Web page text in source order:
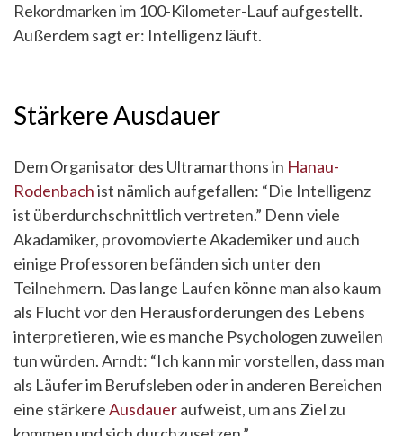
Rekordmarken im 100-Kilometer-Lauf aufgestellt.
Außerdem sagt er: Intelligenz läuft.
Stärkere Ausdauer
Dem Organisator des Ultramarthons in Hanau-
Rodenbachist nämlich aufgefallen: “Die Intelligenz
ist überdurchschnittlich vertreten.” Denn viele
Akadamiker, provomovierte Akademiker und auch
einige Professoren befänden sich unter den
Teilnehmern. Das lange Laufen könne man also kaum
als Flucht vor den Herausforderungen des Lebens
interpretieren, wie es manche Psychologen zuweilen
tun würden. Arndt: “Ich kann mir vorstellen, dass man
als Läufer im Berufsleben oder in anderen Bereichen
eine stärkereAusdaueraufweist, um ans Ziel zu